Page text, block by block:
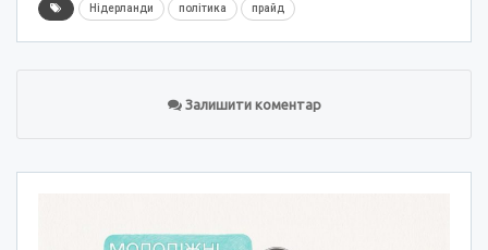
Нідерланди політика прайд
Залишити коментар